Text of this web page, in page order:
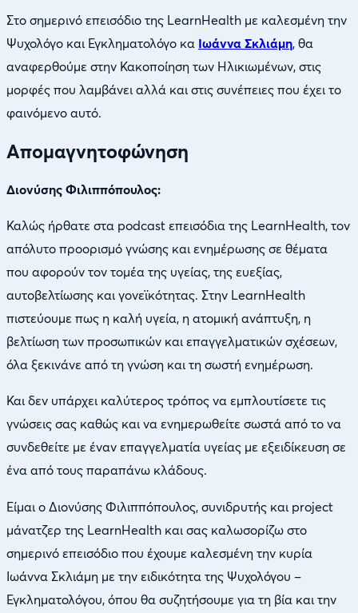
Στο σημερινό επεισόδιο της LearnHealth με καλεσμένη την
Ψυχολόγο και Εγκληματολόγο κα Ιωάννα Σκλιάμη, θα
αναφερθούμε στην Κακοποίηση των Ηλικιωμένων, στις
μορφές που λαμβάνει αλλά και στις συνέπειες που έχει το
φαινόμενο αυτό.
Απομαγνητοφώνηση
Διονύσης Φιλιππόπουλος:
Καλώς ήρθατε στα podcast επεισόδια της LearnHealth, τον
απόλυτο προορισμό γνώσης και ενημέρωσης σε θέματα
που αφορούν τον τομέα της υγείας, της ευεξίας,
αυτοβελτίωσης και γονεϊκότητας. Στην LearnHealth
πιστεύουμε πως η καλή υγεία, η ατομική ανάπτυξη, η
βελτίωση των προσωπικών και επαγγελματικών σχέσεων,
όλα ξεκινάνε από τη γνώση και τη σωστή ενημέρωση.
Και δεν υπάρχει καλύτερος τρόπος να εμπλουτίσετε τις
γνώσεις σας καθώς και να ενημερωθείτε σωστά από το να
συνδεθείτε με έναν επαγγελματία υγείας με εξειδίκευση σε
ένα από τους παραπάνω κλάδους.
Είμαι ο Διονύσης Φιλιππόπουλος, συνιδρυτής και project
μάνατζερ της LearnHealth και σας καλωσορίζω στο
σημερινό επεισόδιο που έχουμε καλεσμένη την κυρία
Ιωάννα Σκλιάμη με την ειδικότητα της Ψυχολόγου –
Εγκληματολόγου, όπου θα συζητήσουμε για τη βία και την